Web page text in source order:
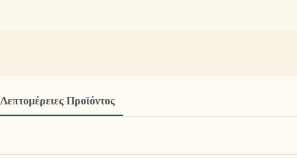
Λεπτομέρειες Προϊόντος